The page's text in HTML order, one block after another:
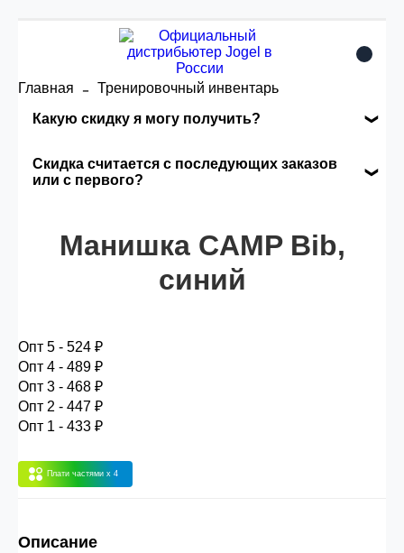
Главная
Тренировочный инвентарь
Какую скидку я могу получить?
заказа, общая сумма заказа считается по
розничной цене
Опт 4 (30%) -
30.000 рублей.
Опт 3(33%)
Скидка считается с последующих заказов
или с первого?
автоматически активизируется в корзине вашего
заказа.
Манишка CAMP Bib,
синий
Опт 5 - 524 ₽
Опт 4 - 489 ₽
Опт 3 - 468 ₽
Опт 2 - 447 ₽
Опт 1 - 433 ₽
Плати частями x 4
Описание